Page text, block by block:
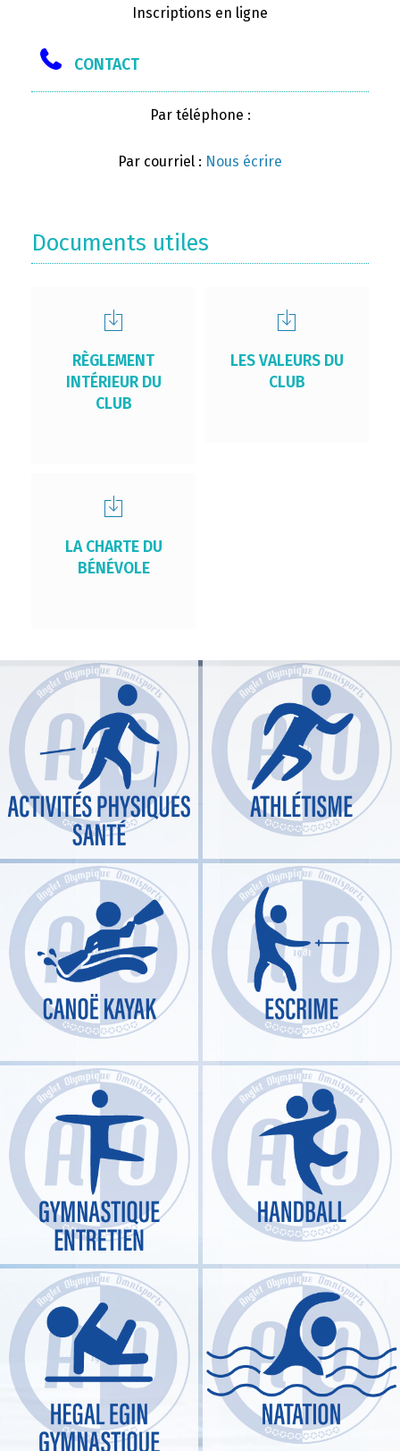
Inscriptions en ligne
CONTACT
Par téléphone :
Par courriel : Nous écrire
Documents utiles
RÈGLEMENT
INTÉRIEUR DU
CLUB
LES VALEURS DU
CLUB
LA CHARTE DU
BÉNÉVOLE